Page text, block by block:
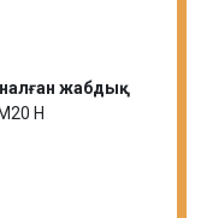
жабдық
Н